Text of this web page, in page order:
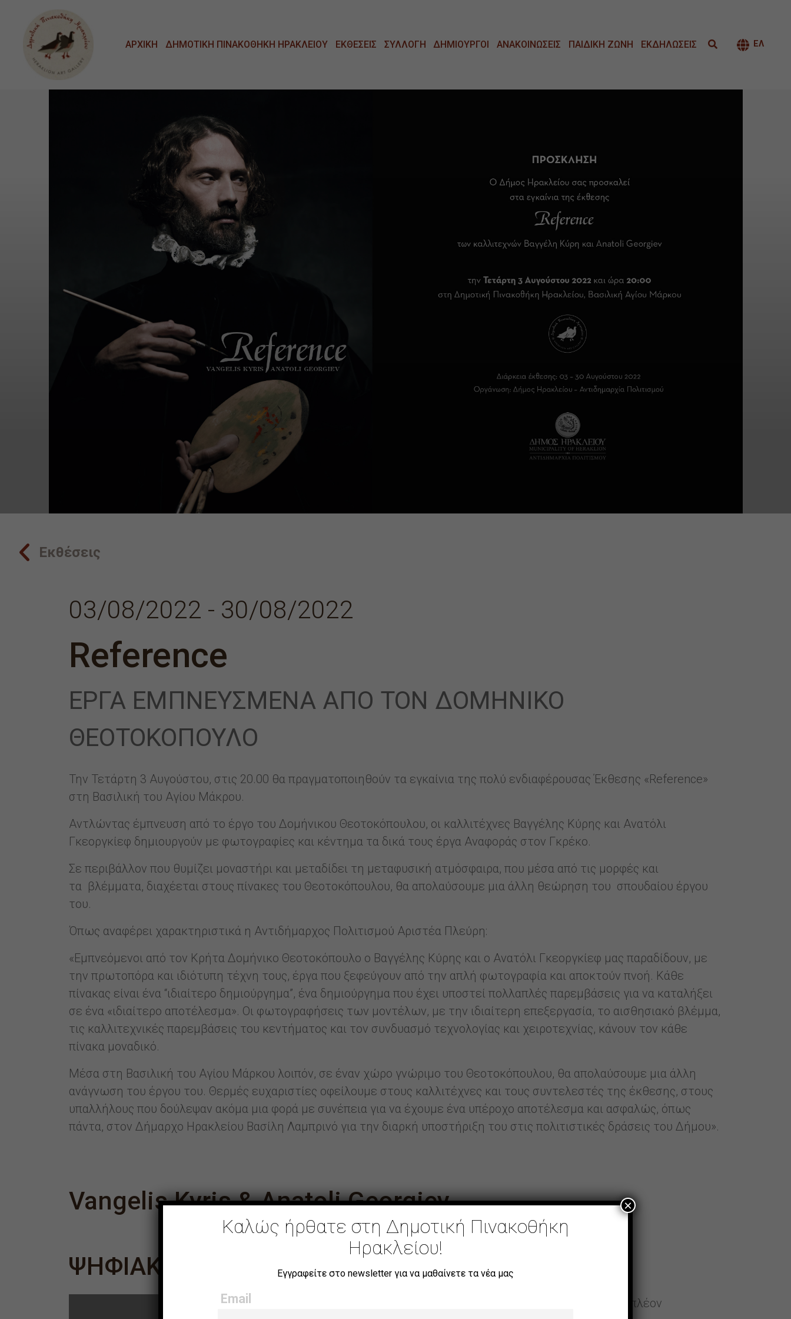
ΑΡΧΙΚΗ ΔΗΜΟΤΙΚΗ ΠΙΝΑΚΟΘΗΚΗ ΗΡΑΚΛΕΙΟΥ ΕΚΘΕΣΕΙΣ ΣΥΛΛΟΓΗ ΔΗΜΙΟΥΡΓΟΙ ΑΝΑΚΟΙΝΩΣΕΙΣ ΠΑΙΔΙΚΗ ΖΩΝΗ ΕΚΔΗΛΩΣΕΙΣ ΕΛ
Εκθέσεις
03/08/2022 - 30/08/2022
Reference
ΈΡΓΑ ΕΜΠΝΕΥΣΜΈΝΑ ΑΠΌ ΤΟΝ ΔΟΜΉΝΙΚΟ
ΘΕΟΤΟΚΌΠΟΥΛΟ
Την Τετάρτη 3 Αυγούστου, στις 20.00 θα πραγματοποιηθούν τα εγκαίνια της πολύ ενδιαφέρουσας Έκθεσης «Reference»
στη Βασιλική του Αγίου Μάκρου.
Αντλώντας έμπνευση από το έργο του Δομήνικου Θεοτοκόπουλου, οι καλλιτέχνες Βαγγέλης Κύρης και Ανατόλι
Γκεοργκίεφ δημιουργούν με φωτογραφίες και κέντημα τα δικά τους έργα Αναφοράς στον Γκρέκο.
Σε περιβάλλον που θυμίζει μοναστήρι και μεταδίδει τη μεταφυσική ατμόσφαιρα, που μέσα από τις μορφές και
τα βλέμματα, διαχέεται στους πίνακες του Θεοτοκόπουλου, θα απολαύσουμε μια άλλη θεώρηση του σπουδαίου έργου
του.
Όπως αναφέρει χαρακτηριστικά η Αντιδήμαρχος Πολιτισμού Αριστέα Πλεύρη:
«Εμπνεόμενοι από τον Κρήτα Δομήνικο Θεοτοκόπουλο ο Βαγγέλης Κύρης και ο Ανατόλι Γκεοργκίεφ μας παραδίδουν, με
την πρωτοπόρα και ιδιότυπη τέχνη τους, έργα που ξεφεύγουν από την απλή φωτογραφία και αποκτούν πνοή. Κάθε
πίνακας είναι ένα “ιδιαίτερο δημιούργημα”, ένα δημιούργημα που έχει υποστεί πολλαπλές παρεμβάσεις για να καταλήξει
σε ένα «ιδιαίτερο αποτέλεσμα». Οι φωτογραφήσεις των μοντέλων, με την ιδιαίτερη επεξεργασία, το αισθησιακό βλέμμα,
τις καλλιτεχνικές παρεμβάσεις του κεντήματος και τον συνδυασμό τεχνολογίας και χειροτεχνίας, κάνουν τον κάθε
πίνακα μοναδικό.
Μέσα στη Βασιλική του Αγίου Μάρκου λοιπόν, σε έναν χώρο γνώριμο του Θεοτοκόπουλου, θα απολαύσουμε μια άλλη
ανάγνωση του έργου του. Θερμές ευχαριστίες οφείλουμε στους καλλιτέχνες και τους συντελεστές της έκθεσης, στους
υπαλλήλους που δούλεψαν ακόμα μια φορά με συνέπεια για να έχουμε ένα υπέροχο αποτέλεσμα και ασφαλώς, όπως
πάντα, στον Δήμαρχο Ηρακλείου Βασίλη Λαμπρινό για την διαρκή υποστήριξη του στις πολιτιστικές δράσεις του Δήμου».
Vangelis Kyris & Anatoli Georgiev
ΨΗΦΙΑΚOΣ ΚΑΤΑΛΟΓΟΣ
Ο ψηφιακός κατάλογος της έκθεσης είναι πλέον
Καλώς ήρθατε στη Δημοτική Πινακοθήκη
Ηρακλείου!
Εγγραφείτε στο newsletter για να μαθαίνετε τα νέα μας
Email
×